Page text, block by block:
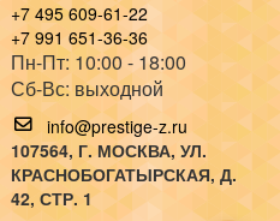
+7 495 609-61-22
+7 991 651-36-36
Пн-Пт: 10:00 - 18:00
Сб-Вс: выходной
info@prestige-z.ru
107564, Г. МОСКВА, УЛ.
КРАСНОБОГАТЫРСКАЯ, Д.
42, СТР. 1